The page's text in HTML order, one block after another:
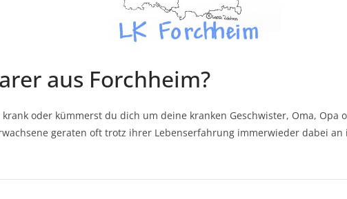
aus Forchheim?
oder kümmerst du dich um deine kranken Geschwister, Oma, Opa
geraten oft trotz ihrer Lebenserfahrung immerwieder dabei